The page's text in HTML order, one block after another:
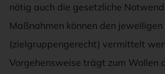
nötig auch die gesetzliche
Maßnahmen können den
(zielgruppengerecht) vermittelt
Vorgehensweise trägt zum Wollen